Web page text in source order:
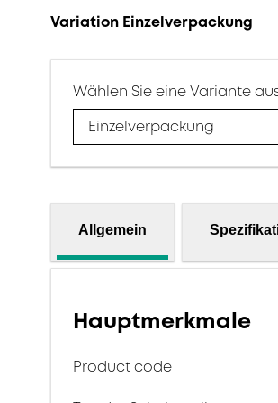
Variation Einzelverpackung
Wählen Sie eine Variante
Einzelverpackung
Allgemein
Hauptmerkmale
Product code